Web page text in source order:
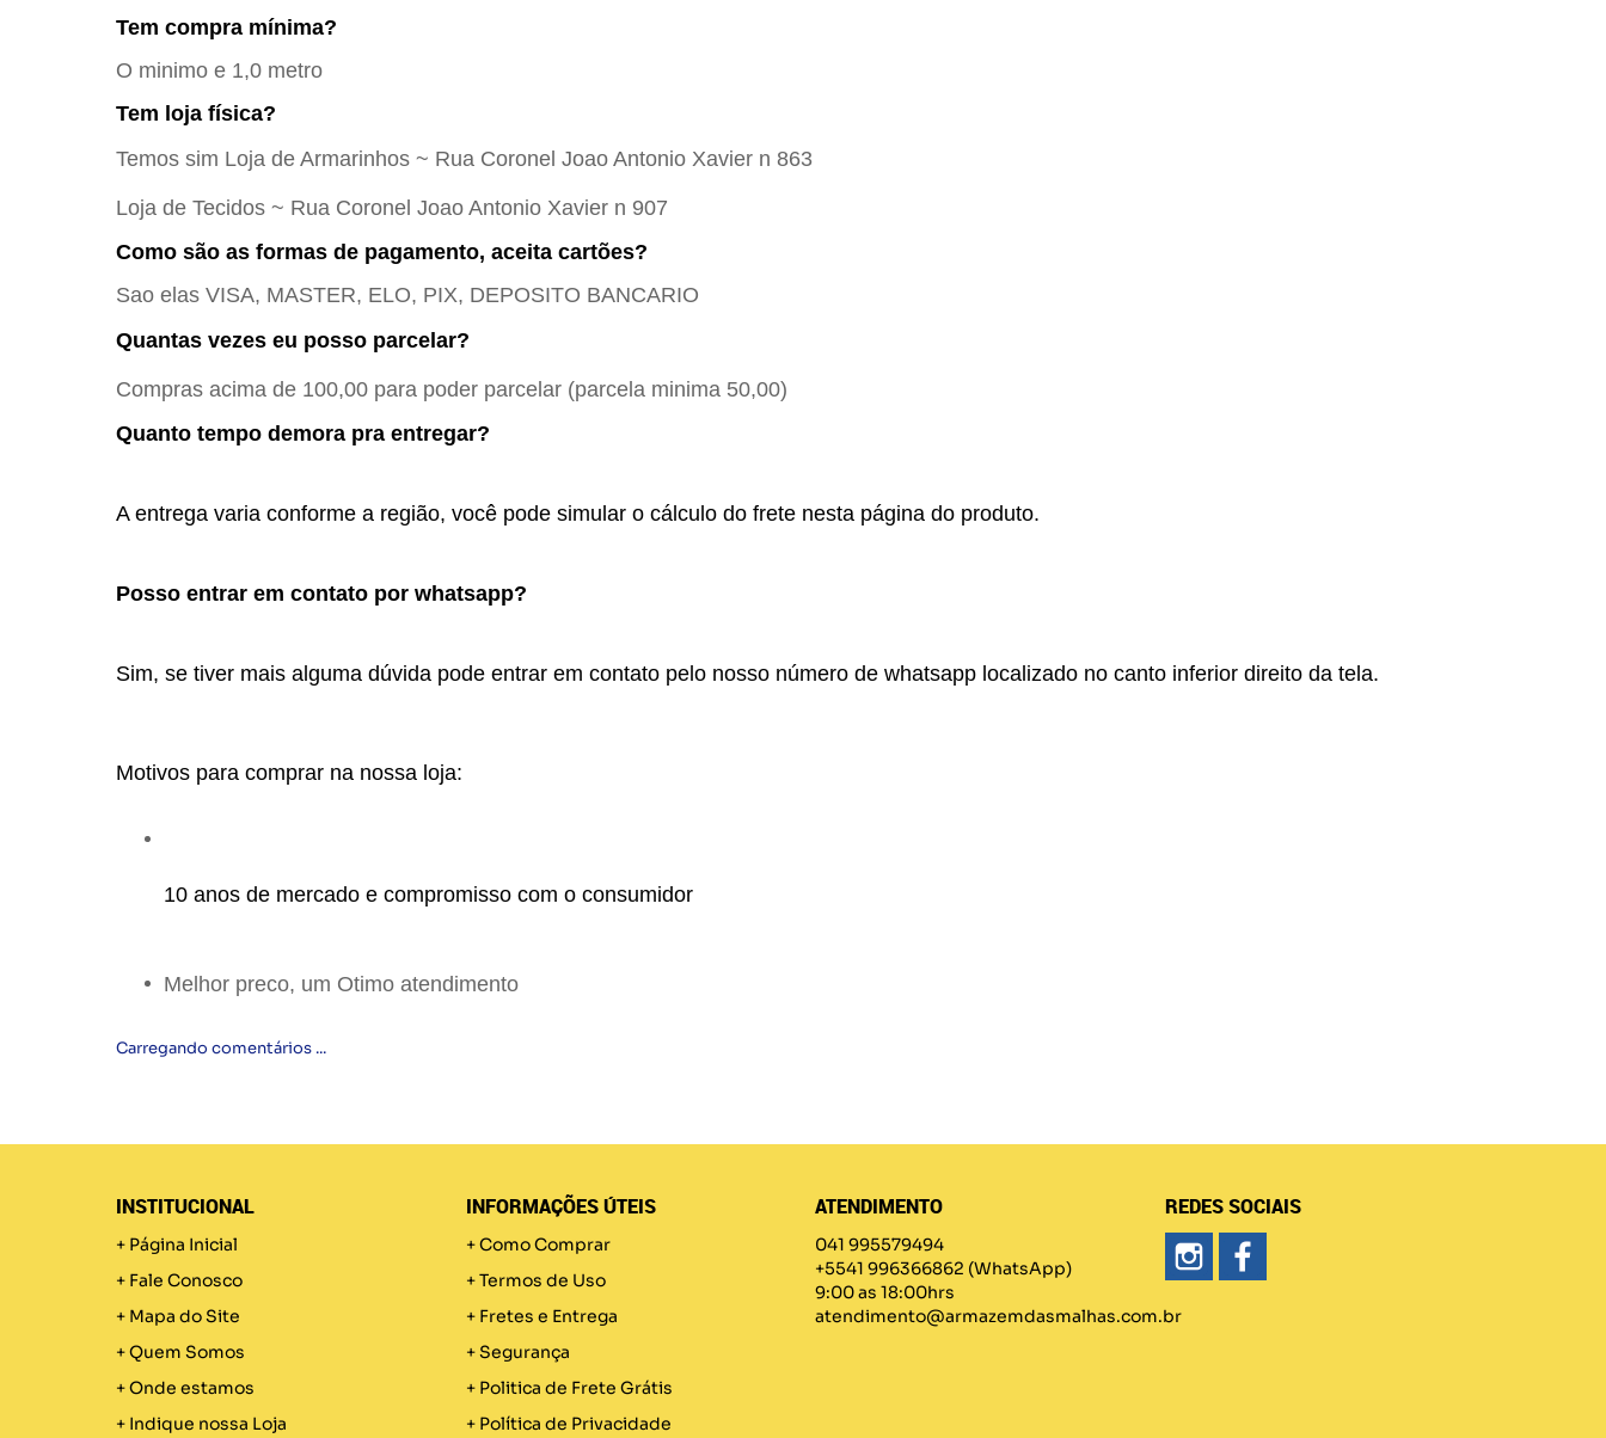
Tem compra mínima?
O minimo e 1,0 metro
Tem loja física?
Temos sim Loja de Armarinhos ~ Rua Coronel Joao Antonio Xavier n 863
Loja de Tecidos ~ Rua Coronel Joao Antonio Xavier n 907
Como são as formas de pagamento, aceita cartões?
Sao elas VISA, MASTER, ELO, PIX, DEPOSITO BANCARIO
Quantas vezes eu posso parcelar?
Compras acima de 100,00 para poder parcelar (parcela minima 50,00)
Quanto tempo demora pra entregar?
A entrega varia conforme a região, você pode simular o cálculo do frete nesta página do produto.
Posso entrar em contato por whatsapp?
Sim, se tiver mais alguma dúvida pode entrar em contato pelo nosso número de whatsapp localizado no canto inferior direito da tela.
Motivos para comprar na nossa loja:
10 anos de mercado e compromisso com o consumidor
Melhor preco, um Otimo atendimento
Carregando comentários ...
INSTITUCIONAL
Página Inicial
Fale Conosco
Mapa do Site
Quem Somos
Onde estamos
Indique nossa Loja
INFORMAÇÕES ÚTEIS
Como Comprar
Termos de Uso
Fretes e Entrega
Segurança
Politica de Frete Grátis
Política de Privacidade
ATENDIMENTO
041 995579494
+5541 996366862 (WhatsApp)
9:00 as 18:00hrs
atendimento@armazemdasmalhas.com.br
REDES SOCIAIS